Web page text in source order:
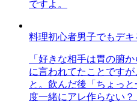
ですよ。
料理初心者男子でもデ
「好きな相手は胃の腑
に言われてたことです
と。飲んだ後「ちょっ
度一緒にアレ作らない